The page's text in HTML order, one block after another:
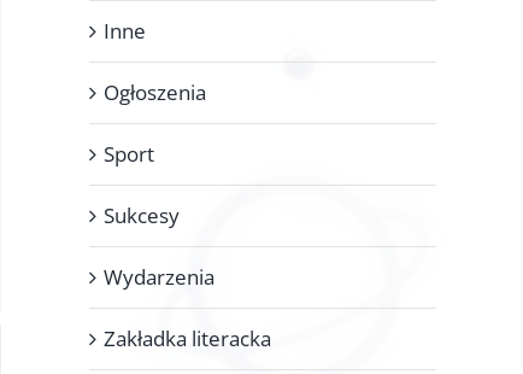
Inne
Ogłoszenia
Sport
Sukcesy
Wydarzenia
Zakładka literacka